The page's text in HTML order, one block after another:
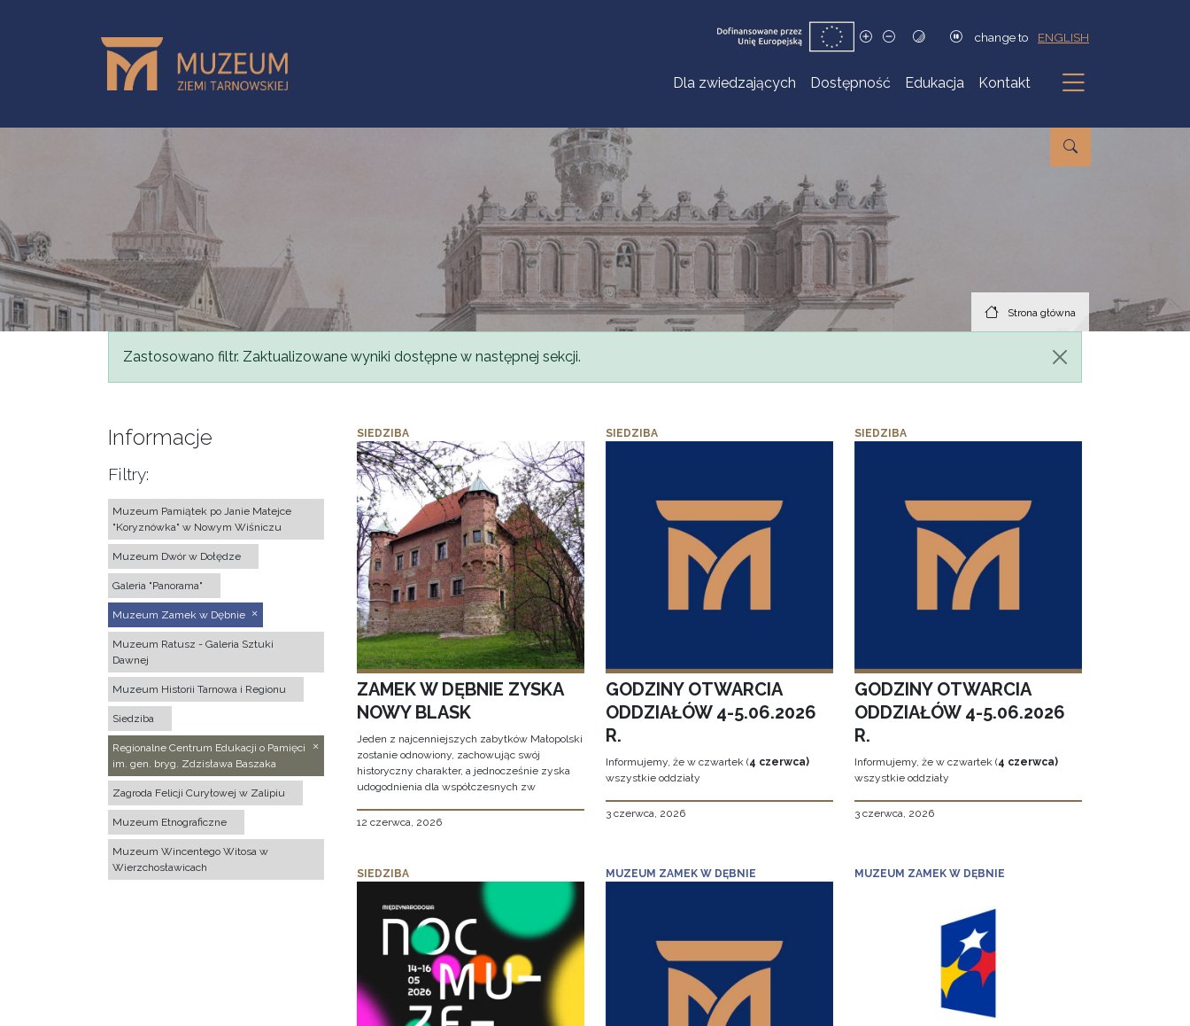
change to ENGLISH
Dla zwiedzających Dostępność Edukacja Kontakt
Podmenu
Strona główna
Komunikat
Zastosowano filtr. Zaktualizowane wyniki dostępne w następnej sekcji.
Informacje
Filtry:
Muzeum Pamiątek po Janie Matejce
"Koryznówka" w Nowym Wiśniczu
Muzeum Dwór w Dołędze
Galeria "Panorama"
Muzeum Zamek w Dębnie
Muzeum Ratusz - Galeria Sztuki
Dawnej
Muzeum Historii Tarnowa i Regionu
Siedziba
Regionalne Centrum Edukacji o Pamięci
im. gen. bryg. Zdzisława Baszaka
Zagroda Felicji Curyłowej w Zalipiu
Muzeum Etnograficzne
Muzeum Wincentego Witosa w
Wierzchosławicach
SIEDZIBA
ZAMEK W DĘBNIE ZYSKA
NOWY BLASK
Jeden z najcenniejszych zabytków Małopolski
zostanie odnowiony, zachowując swój
historyczny charakter, a jednocześnie zyska
udogodnienia dla współczesnych zw
12 czerwca, 2026
SIEDZIBA
GODZINY OTWARCIA
ODDZIAŁÓW 4-5.06.2026
R.
Informujemy, że w czwartek (4 czerwca)
wszystkie oddziały
3 czerwca, 2026
SIEDZIBA
GODZINY OTWARCIA
ODDZIAŁÓW 4-5.06.2026
R.
Informujemy, że w czwartek (4 czerwca)
wszystkie oddziały
3 czerwca, 2026
SIEDZIBA MUZEUM ZAMEK W DĘBNIE MUZEUM ZAMEK W DĘBNIE